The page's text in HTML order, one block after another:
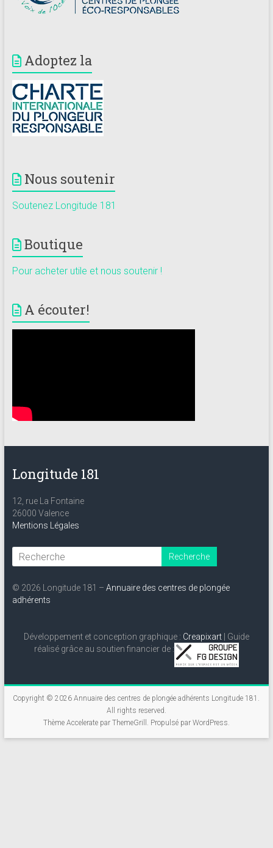
Adoptez la
Nous soutenir
Soutenez Longitude 181
Boutique
Pour acheter utile et nous soutenir !
A écouter!
Longitude 181
12, rue La Fontaine
26000 Valence
Mentions Légales
© 2026 Longitude 181 – Annuaire des centres de plongée
adhérents
Développement et conception graphique : Creapixart| Guide
réalisé grâce au soutien financier de :
Copyright © 2026Annuaire des centres de plongée adhérents Longitude 181 .
All rights reserved.
Thème Acceleratepar ThemeGrill. Propulsé par WordPress.